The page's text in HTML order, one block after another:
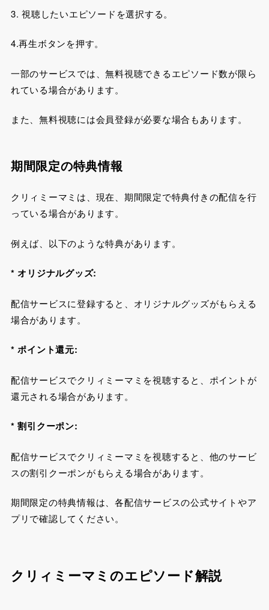
3. 視聴したいエピソードを選択する。
4.再生ボタンを押す。
一部のサービスでは、無料視聴できるエピソード数が限ら
れている場合があります。
また、無料視聴には会員登録が必要な場合もあります。
期間限定の特典情報
クリィミーマミは、現在、期間限定で特典付きの配信を行
っている場合があります。
例えば、以下のような特典があります。
* オリジナルグッズ:
配信サービスに登録すると、オリジナルグッズがもらえる
場合があります。
* ポイント還元:
配信サービスでクリィミーマミを視聴すると、ポイントが
還元される場合があります。
* 割引クーポン:
配信サービスでクリィミーマミを視聴すると、他のサービ
スの割引クーポンがもらえる場合があります。
期間限定の特典情報は、各配信サービスの公式サイトやア
プリで確認してください。
クリィミーマミのエピソード解説